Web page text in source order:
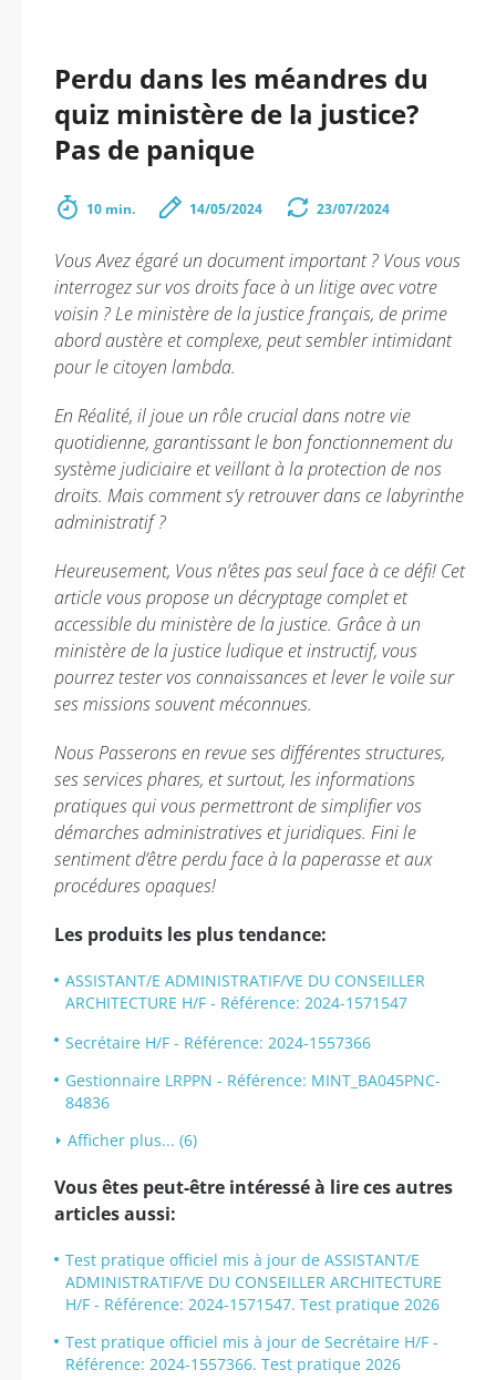
Perdu dans les méandres du
quiz ministère de la justice?
Pas de panique
10 min. 14/05/2024 23/07/2024
Vous Avez égaré un document important ? Vous vous
interrogez sur vos droits face à un litige avec votre
voisin ? Le ministère de la justice français, de prime
abord austère et complexe, peut sembler intimidant
pour le citoyen lambda.
En Réalité, il joue un rôle crucial dans notre vie
quotidienne, garantissant le bon fonctionnement du
système judiciaire et veillant à la protection de nos
droits. Mais comment s’y retrouver dans ce labyrinthe
administratif ?
Heureusement, Vous n’êtes pas seul face à ce défi! Cet
article vous propose un décryptage complet et
accessible du ministère de la justice. Grâce à un
ministère de la justice ludique et instructif, vous
pourrez tester vos connaissances et lever le voile sur
ses missions souvent méconnues.
Nous Passerons en revue ses différentes structures,
ses services phares, et surtout, les informations
pratiques qui vous permettront de simplifier vos
démarches administratives et juridiques. Fini le
sentiment d’être perdu face à la paperasse et aux
procédures opaques!
Les produits les plus tendance:
ASSISTANT/E ADMINISTRATIF/VE DU CONSEILLER
ARCHITECTURE H/F - Référence: 2024-1571547
Secrétaire H/F - Référence: 2024-1557366
Gestionnaire LRPPN - Référence: MINT_BA045PNC-
84836
Afficher plus... (6)
Vous êtes peut-être intéressé à lire ces autres
articles aussi:
Test pratique officiel mis à jour de ASSISTANT/E
ADMINISTRATIF/VE DU CONSEILLER ARCHITECTURE
H/F - Référence: 2024-1571547. Test pratique 2026
Test pratique officiel mis à jour de Secrétaire H/F -
Référence: 2024-1557366. Test pratique 2026